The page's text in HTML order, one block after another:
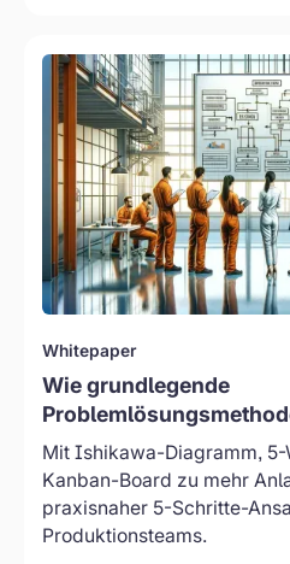
auf
die
Transformation
der
Faktoren
richten,
die
wir
selbst
beeinflussen
können
konkret:
unsere
bestehenden
Fabriken.
Die
zentrale
Aussage
ist
einfach:
Starten
Sie
diese
Reise
nicht
dem
Ziel,
lediglich
ein
Dashboard
einzuführen.
Das
eigentliche
Whitepaper
Wie grundlegende
Mit Ishikawa-Diagramm, 5-
Kanban-Board zu mehr
praxisnaher 5-Schritte-
Produktionsteams.
Whitepaper:
Wie
grundlegende
Problemlösungsmethoden
die
OEE
steigern
–
Mit
Ishikawa
und
5-
Why
zu
mehr
Anlagenproduktivität